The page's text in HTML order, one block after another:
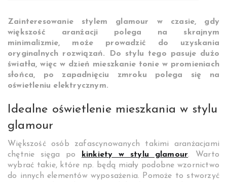
Zainteresowanie stylem glamour w czasie, gdy
większość aranżacji polega na skrajnym
minimalizmie, może prowadzić do uzyskania
oryginalnych rozwiązań. Do stylu tego pasuje dużo
światła, więc w dzień mieszkanie tonie w promieniach
słońca, po zapadnięciu zmroku polega się na
oświetleniu elektrycznym.
Idealne oświetlenie mieszkania w stylu
glamour
Większość osób zafascynowanych takimi aranżacjami
chętnie sięga po
kinkiety w stylu glamour. Warto
wybrać takie, które np. będą miały podobne wzornictwo
do innych elementów wyposażenia. Pomoże to stworzyć